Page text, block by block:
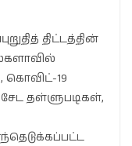
திட்டத்தின்
கொவிட்-19
தள்ளுபடிகள்,